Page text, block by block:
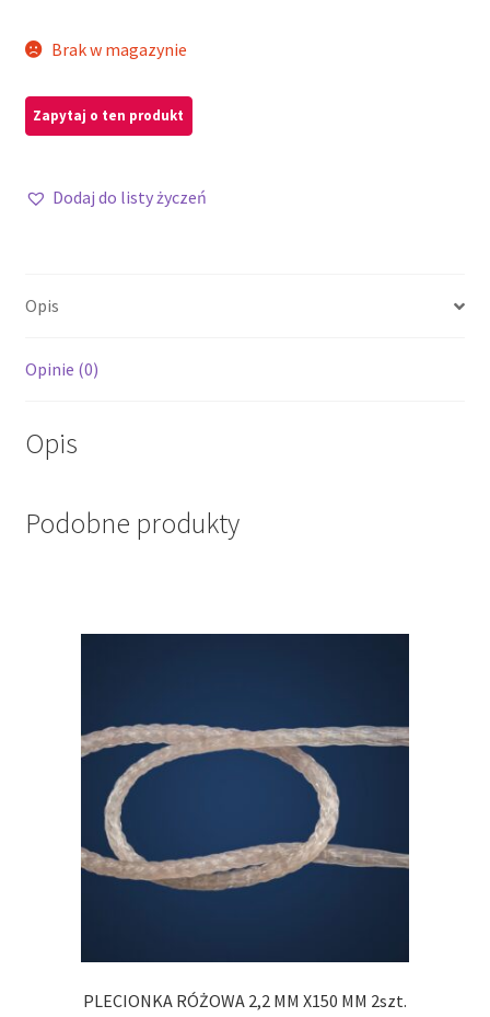
Brak w magazynie
Dodaj do listy życzeń
Opis
Opinie (0)
Opis
Podobne produkty
PLECIONKA RÓŻOWA 2,2 MM X150 MM 2szt.